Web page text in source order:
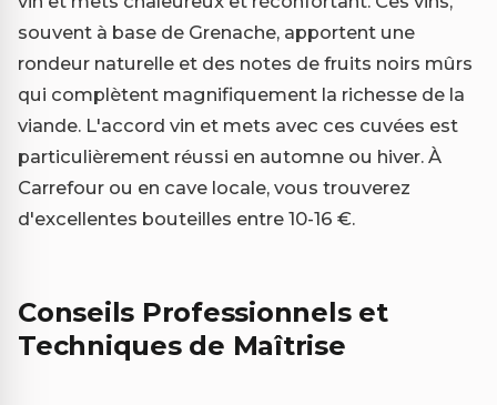
souvent à base de Grenache, apportent une
rondeur naturelle et des notes de fruits noirs mûrs
qui complètent magnifiquement la richesse de la
viande. L'accord vin et mets avec ces cuvées est
particulièrement réussi en automne ou hiver. À
Carrefour ou en cave locale, vous trouverez
d'excellentes bouteilles entre 10-16 €.
Conseils Professionnels et
Techniques de Maîtrise